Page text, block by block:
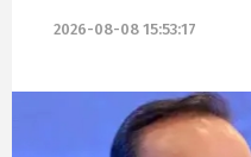
2026-08-08 15:53:17